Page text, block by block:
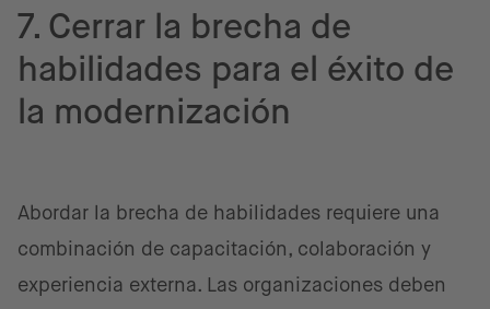
7. Cerrar la brecha de
habilidades para el éxito de
la modernización
Abordar la brecha de habilidades requiere una
combinación de capacitación, colaboración y
experiencia externa. Las organizaciones deben